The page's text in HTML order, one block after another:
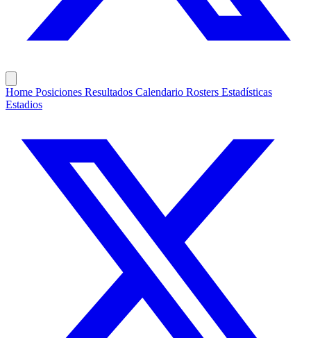
Home Posiciones Resultados Calendario Rosters Estadísticas
Estadios